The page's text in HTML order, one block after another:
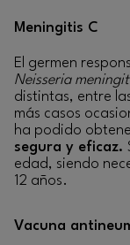
Meningitis C
El germen
Neisseria
distintas, entre
más casos
ha podido
segura y eficaz.
edad, siendo
12 años.
Vacuna